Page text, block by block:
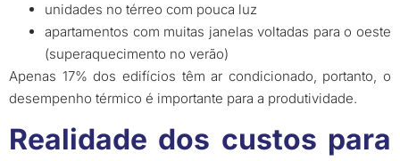
unidades no térreo com pouca luz
apartamentos com muitas janelas voltadas para o oeste
(superaquecimento no verão)
Apenas 17% dos edifícios têm ar condicionado, portanto, o
desempenho térmico é importante para a produtividade.
Realidade dos custos para